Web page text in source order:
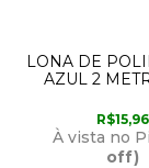
LONA DE
AZUL 2
R$15,96
À vista no
off)